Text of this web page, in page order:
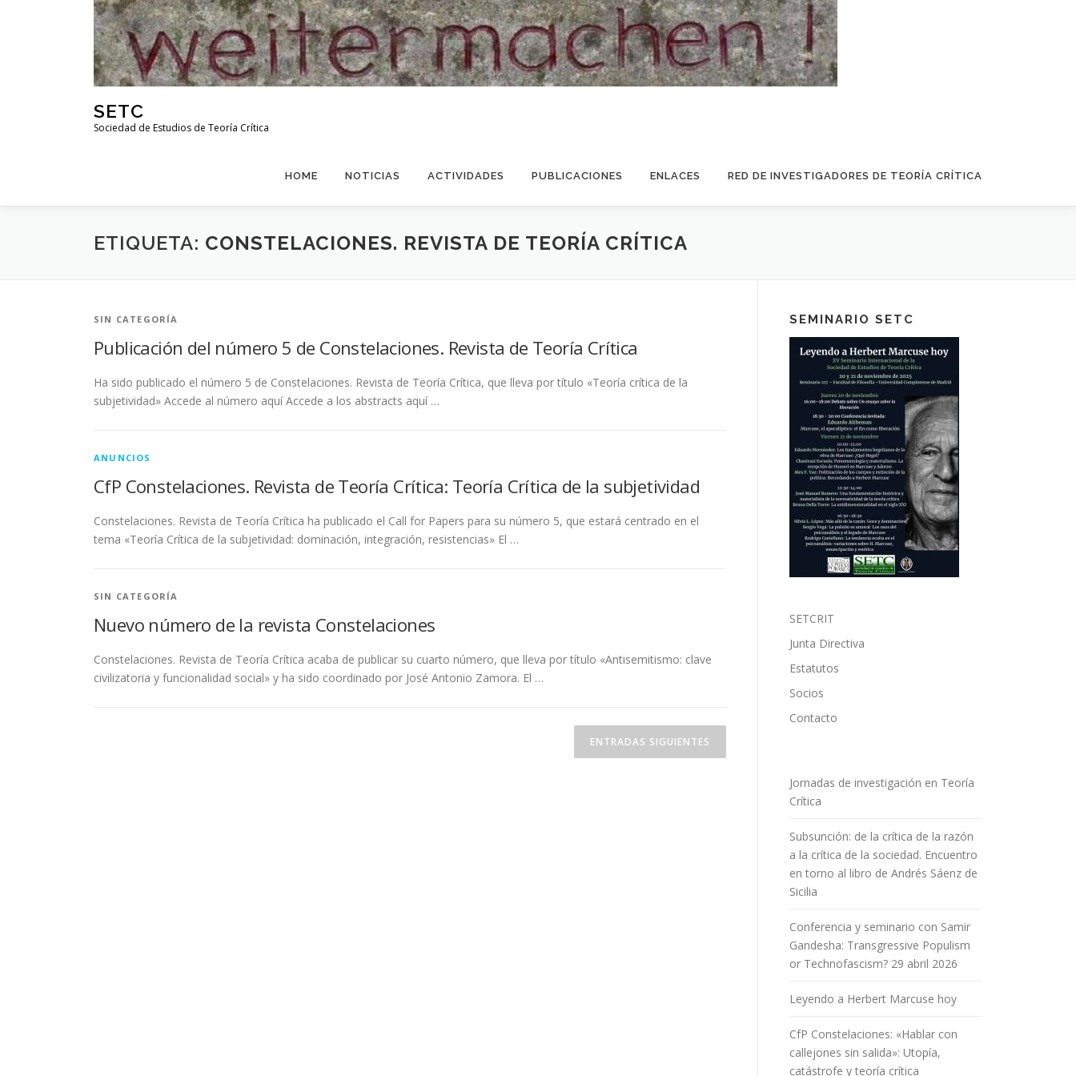
SETC
Sociedad de Estudios de Teoría Crítica
HOME NOTICIAS ACTIVIDADES PUBLICACIONES ENLACES RED DE INVESTIGADORES DE TEORÍA CRÍTICA
ETIQUETA: CONSTELACIONES. REVISTA DE TEORÍA CRÍTICA
SIN CATEGORÍA
Publicación del número 5 de Constelaciones. Revista de Teoría Crítica
Ha sido publicado el número 5 de Constelaciones. Revista de Teoría Crítica, que lleva por título «Teoría crítica de la
subjetividad» Accede al número aquí Accede a los abstracts aquí …
ANUNCIOS
CfP Constelaciones. Revista de Teoría Crítica: Teoría Crítica de la subjetividad
Constelaciones. Revista de Teoría Crítica ha publicado el Call for Papers para su número 5, que estará centrado en el
tema «Teoría Crítica de la subjetividad: dominación, integración, resistencias» El …
SIN CATEGORÍA
Nuevo número de la revista Constelaciones
Constelaciones. Revista de Teoría Crítica acaba de publicar su cuarto número, que lleva por título «Antisemitismo: clave
civilizatoria y funcionalidad social» y ha sido coordinado por José Antonio Zamora. El …
ENTRADAS SIGUIENTES
SEMINARIO SETC
SETCRIT
Junta Directiva
Estatutos
Socios
Contacto
Jornadas de investigación en Teoría
Crítica
Subsunción: de la crítica de la razón
a la crítica de la sociedad. Encuentro
en torno al libro de Andrés Sáenz de
Sicilia
Conferencia y seminario con Samir
Gandesha: Transgressive Populism
or Technofascism? 29 abril 2026
Leyendo a Herbert Marcuse hoy
CfP Constelaciones: «Hablar con
callejones sin salida»: Utopía,
catástrofe y teoría crítica